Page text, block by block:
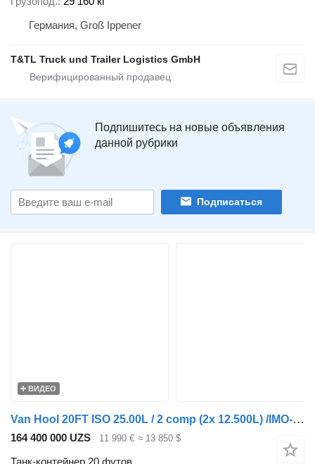
Германия, Groß Ippener
T&TL Truck und Trailer Logistics GmbH
Подпишитесь на новые объявления
данной рубрики
Подписаться
ВИДЕО
Van Hool 20FT ISO 25.00L / 2 comp (2x 12.500L) /IMO-1 / 22T6
164 400 000 UZS 11 990 € ≈ 13 850 $
Танк-контейнер 20 футов